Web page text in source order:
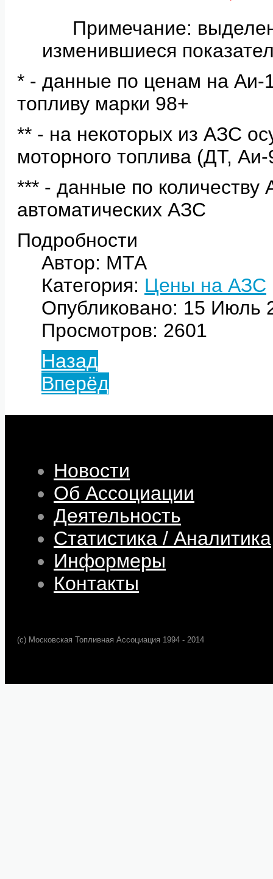
Примечание:
изменившиеся
* - данные по ценам на Аи-
топливу марки 98+
** - на некоторых из АЗС
моторного топлива (ДТ,
*** - данные по количеству
автоматических АЗС
Подробности
Автор: МТА
Категория: Цены на АЗС
Опубликовано: 15 Июль
Просмотров: 2601
Назад
Вперёд
Новости
Об Ассоциации
Деятельность
Статистика / Аналитика
Информеры
Контакты
(c) Московская Топливная Ассоциация 1994 - 2014